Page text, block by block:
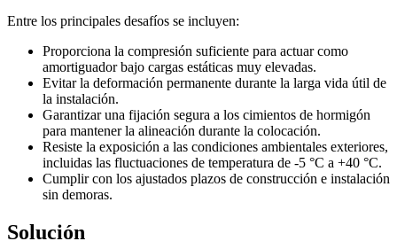
Entre los principales desafíos se incluyen:
Proporciona la compresión suficiente para actuar como
amortiguador bajo cargas estáticas muy elevadas.
Evitar la deformación permanente durante la larga vida útil de
la instalación.
Garantizar una fijación segura a los cimientos de hormigón
para mantener la alineación durante la colocación.
Resiste la exposición a las condiciones ambientales exteriores,
incluidas las fluctuaciones de temperatura de -5 °C a +40 °C.
Cumplir con los ajustados plazos de construcción e instalación
sin demoras.
Solución